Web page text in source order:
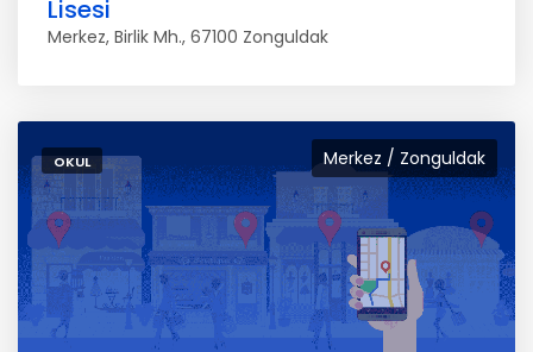
Lisesi
Merkez, Birlik Mh., 67100 Zonguldak
Merkez / Zonguldak
OKUL